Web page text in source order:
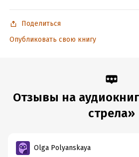
Поделиться
Опубликовать свою книгу
Отзывы на
стрела»
Olga Polyanskaya